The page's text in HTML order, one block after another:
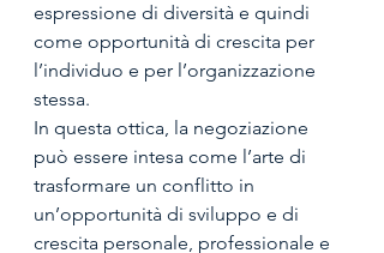
espressione di diversità e quindi
come opportunità di crescita per
l’individuo e per l’organizzazione
stessa.
In questa ottica, la negoziazione
può essere intesa come l’arte di
trasformare un conflitto in
un’opportunità di sviluppo e di
crescita personale, professionale e